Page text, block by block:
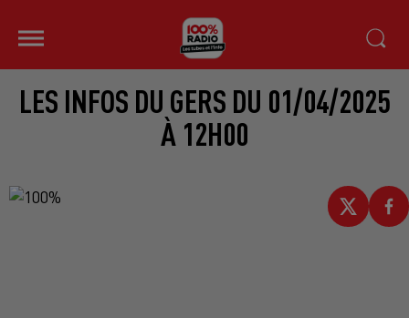
LES INFOS DU GERS DU 01/04/2025
À 12H00